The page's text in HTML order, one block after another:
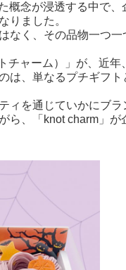
概念が浸透する中で
りました。
なく、その品物一つ
チャーム）」が、近
は、単なるプチギフ
ィを通じていかにブ
ら、「knot charm」